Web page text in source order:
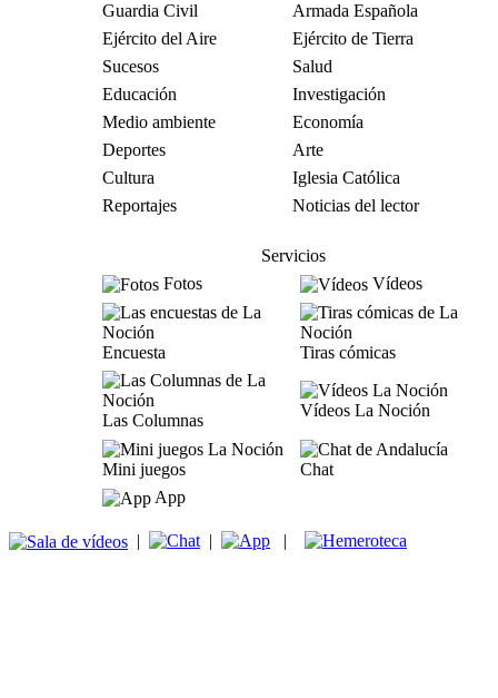
Guardia Civil
Armada Española
Ejército del Aire
Ejército de Tierra
Sucesos
Salud
Educación
Investigación
Medio ambiente
Economía
Deportes
Arte
Cultura
Iglesia Católica
Reportajes
Noticias del lector
Servicios
Fotos
Vídeos
Encuesta Tiras cómicas
Las Columnas
Vídeos La Noción
Mini juegos
Chat
App
| | |